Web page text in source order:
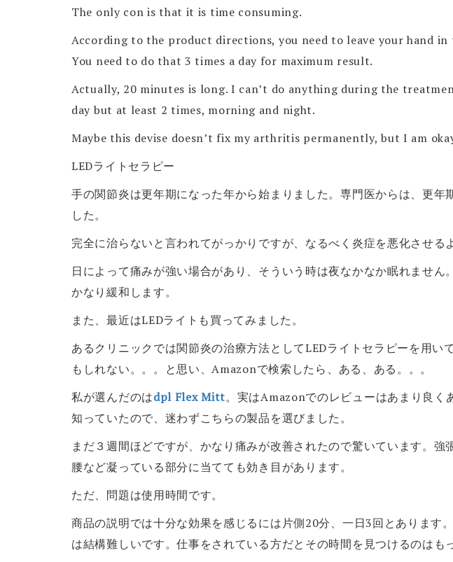
The only con is that it is time consuming.
According to the product directions, you need to leave your hand
You need to do that 3 times a day for maximum result.
Actually, 20 minutes is long. I can’t do anything during the
day but at least 2 times, morning and night.
Maybe this devise doesn’t fix my arthritis permanently, but I am
LEDライトセラピー
手の関節炎は更年期になった年から始まりました。専門医からは、更
した。
完全に治らないと言われてがっかりですが、なるべく炎症を悪化させる
日によって痛みが強い場合があり、そういう時は夜なかなか眠れません
かなり緩和します。
また、最近はLEDライトも買ってみました。
あるクリニックでは関節炎の治療方法としてLEDライトセラピーを用
もしれない。。。と思い、Amazonで検索したら、ある、ある。。。
私が選んだのはdpl Flex Mitt。実はAmazonでのレビューはあまり良
知っていたので、迷わずこちらの製品を選びました。
まだ３週間ほどですが、かなり痛みが改善されたので驚いています。
腰など凝っている部分に当てても効き目があります。
ただ、問題は使用時間です。
商品の説明では十分な効果を感じるには片側20分、一日3回とありま
は結構難しいです。仕事をされている方だとその時間を見つけるのはも